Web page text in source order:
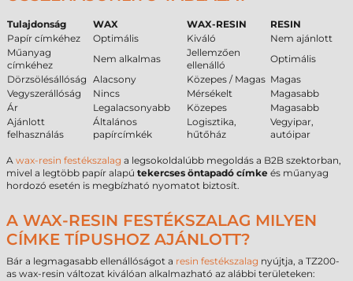
Tulajdonság WAX WAX-RESIN
RESIN
Papír címkéhez
Optimális Kiváló
Nem ajánlott
Műanyag
címkéhez
Nem alkalmas
Jellemzően
ellenálló
Optimális
Dörzsölésállóság Alacsony Közepes / Magas Magas
Vegyszerállóság
Nincs Mérsékelt
Magasabb
Ár
Legalacsonyabb Közepes
Magasabb
Ajánlott
felhasználás
Általános
papírcímkék
Logisztika,
hűtőház
Vegyipar,
autóipar
A wax-resin festékszalag a legsokoldalúbb megoldás a B2B szektorban,
mivel a legtöbb papír alapú tekercses öntapadó címke és műanyag
hordozó esetén is megbízható nyomatot biztosít.
A WAX-RESIN FESTÉKSZALAG MILYEN
CÍMKE TÍPUSHOZ AJÁNLOTT?
Bár a legmagasabb ellenállóságot a resin festékszalag nyújtja, a TZ200-
as wax-resin változat kiválóan alkalmazható az alábbi területeken: